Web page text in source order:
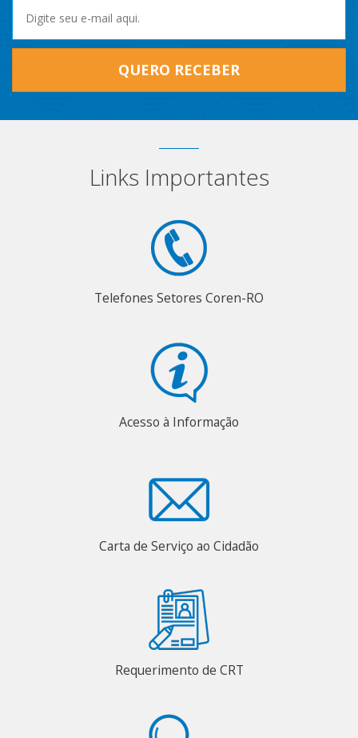
QUERO RECEBER
Links Importantes
Telefones Setores Coren-RO
Acesso à Informação
Carta de Serviço ao Cidadão
Requerimento de CRT